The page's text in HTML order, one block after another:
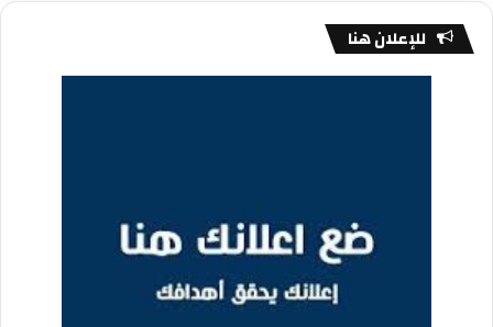
للإعلان هنا